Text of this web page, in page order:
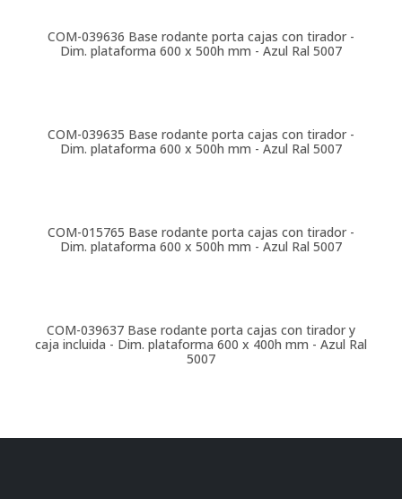
COM-039636 Base rodante porta cajas con tirador -
Dim. plataforma 600 x 500h mm - Azul Ral 5007
COM-039635 Base rodante porta cajas con tirador -
Dim. plataforma 600 x 500h mm - Azul Ral 5007
COM-015765 Base rodante porta cajas con tirador -
Dim. plataforma 600 x 500h mm - Azul Ral 5007
COM-039637 Base rodante porta cajas con tirador y
caja incluida - Dim. plataforma 600 x 400h mm - Azul Ral
5007